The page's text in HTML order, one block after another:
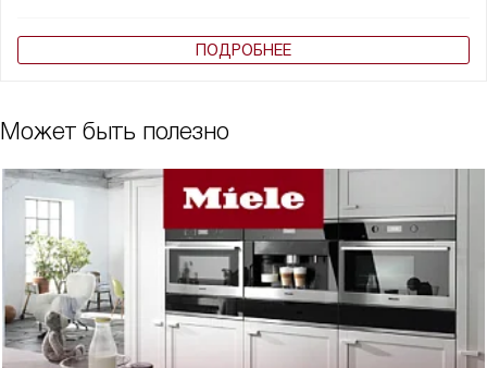
ПОДРОБНЕЕ
Может быть полезно